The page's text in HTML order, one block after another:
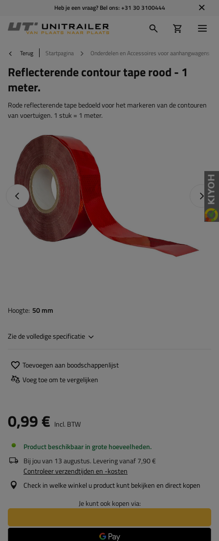
Heb je een vraag? Bel ons: +31 30 3100444
Terug Startpagina Onderdelen en Accessoires voor aanhangwagens
Reflecterende contour tape rood - 1
meter.
Rode reflecterende tape bedoeld voor het markeren van de contouren
van voertuigen. 1 stuk = 1 meter.
Vorige foto
Hoogte 50 mm
Zie de volledige specificatie
Toevoegen aan boodschappenlijst
Voeg toe om te vergelijken
0,99 € Incl. BTW
Product beschikbaar in grote hoeveelheden
Bij jou van 13 augustus. Levering vanaf7,90 €
Controleer verzendtijden en -kosten
Check in welke winkel u product kunt bekijken en direct kopen
Je kunt ook kopen via: